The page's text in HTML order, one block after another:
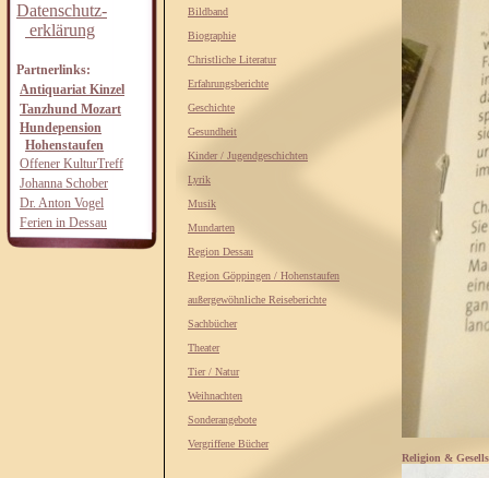
Datenschutz-
erklärung
Partnerlinks:
Antiquariat Kinzel
Tanzhund Mozart
Hundepension
Hohenstaufen
Offener KulturTreff
Johanna Schober
Dr. Anton Vogel
Ferien in Dessau
Bildband
Biographie
Christliche Literatur
Erfahrungsberichte
Geschichte
Gesundheit
Kinder / Jugendgeschichten
Lyrik
Musik
Mundarten
Region Dessau
Region Göppingen / Hohenstaufen
außergewöhnliche Reiseberichte
Sachbücher
Theater
Tier / Natur
Weihnachten
Sonderangebote
Vergriffene Bücher
Religion &